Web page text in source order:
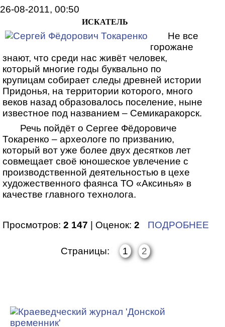
26-08-2011, 00:50
ИСКАТЕЛЬ
Не все
горожане
знают, что среди нас живёт человек,
который многие годы буквально по
крупицам собирает следы древней истории
Придонья, на территории которого, много
веков назад образовалось поселение, ныне
известное под названием – Семикаракорск.
Речь пойдёт о Сергее Фёдоровиче
Токаренко – археологе по призванию,
который вот уже более двух десятков лет
совмещает своё юношеское увлечение с
производственной деятельностью в цехе
художественного фаянса ТО «Аксинья» в
качестве главного технолога.
Просмотров: 2 147 | Оценок: 2 ПОДРОБНЕЕ
Страницы: 1 2